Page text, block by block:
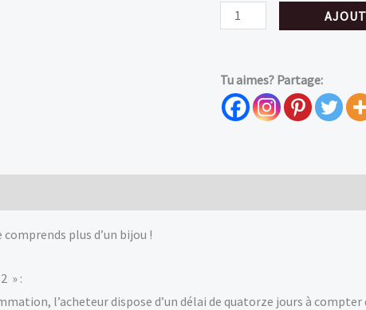
quantité
de
steampunk
Rouage
Tu aimes? Partage:
plus d’un bijou !
» :
l’acheteur dispose d’un délai de quatorze jours à